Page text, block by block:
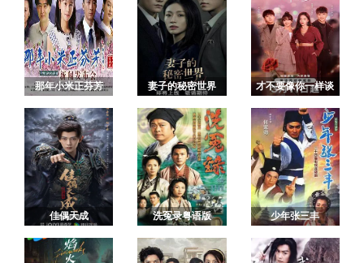
那年小米正芬芳 妻子的秘密世界
才不要像你一样谈
佳偶天成 洗冤录粤语版 少年张三丰